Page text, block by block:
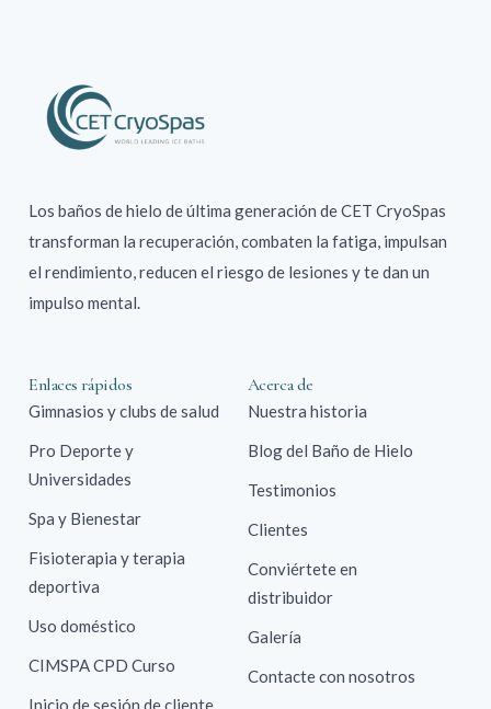
Los baños de hielo de última generación de CET CryoSpas
transforman la recuperación, combaten la fatiga, impulsan
el rendimiento, reducen el riesgo de lesiones y te dan un
impulso mental.
Enlaces rápidos
Gimnasios y clubs de salud
Pro Deporte y
Universidades
Spa y Bienestar
Fisioterapia y terapia
deportiva
Uso doméstico
CIMSPA CPD Curso
Inicio de sesión de cliente
Acerca de
Nuestra historia
Blog del Baño de Hielo
Testimonios
Clientes
Conviértete en
distribuidor
Galería
Contacte con nosotros